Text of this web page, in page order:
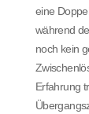
eine
während
noch kein
Erfahrung